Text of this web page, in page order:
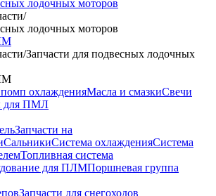
лодочных моторов
/
лодочных моторов
/Запчасти для подвесных лодочных
охлажденияМасла и смазкиСвечи
для ПМЛ
Запчасти на
СальникиСистема охлажденияСистема
Топливная система
для ПЛМПоршневая группа
Запчасти для снегоходов